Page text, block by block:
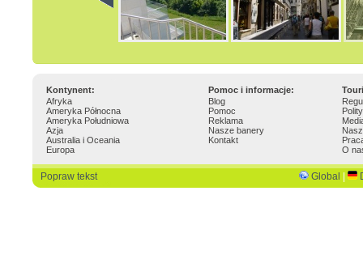
Kontynent: Pomoc i informacje:
Afryka
Ameryka Północna
Ameryka Południowa
Azja
Australia i Oceania
Europa
Blog
Pomoc
Reklama
Nasze banery
Kontakt
O
Popraw tekst Global